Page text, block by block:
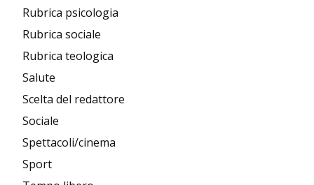
Rubrica psicologia
Rubrica sociale
Rubrica teologica
Salute
Scelta del redattore
Sociale
Spettacoli/cinema
Sport